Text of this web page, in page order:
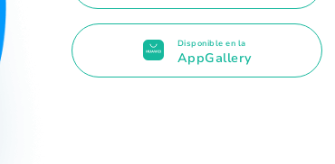
Disponible en la
AppGallery